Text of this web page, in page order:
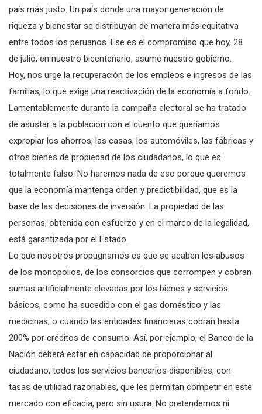
país más justo. Un país donde una mayor generación de
riqueza y bienestar se distribuyan de manera más equitativa
entre todos los peruanos. Ese es el compromiso que hoy, 28
de julio, en nuestro bicentenario, asume nuestro gobierno.
Hoy, nos urge la recuperación de los empleos e ingresos de las
familias, lo que exige una reactivación de la economía a fondo.
Lamentablemente durante la campaña electoral se ha tratado
de asustar a la población con el cuento que queríamos
expropiar los ahorros, las casas, los automóviles, las fábricas y
otros bienes de propiedad de los ciudadanos, lo que es
totalmente falso. No haremos nada de eso porque queremos
que la economía mantenga orden y predictibilidad, que es la
base de las decisiones de inversión. La propiedad de las
personas, obtenida con esfuerzo y en el marco de la legalidad,
está garantizada por el Estado.
Lo que nosotros propugnamos es que se acaben los abusos
de los monopolios, de los consorcios que corrompen y cobran
sumas artificialmente elevadas por los bienes y servicios
básicos, como ha sucedido con el gas doméstico y las
medicinas, o cuando las entidades financieras cobran hasta
200% por créditos de consumo. Así, por ejemplo, el Banco de la
Nación deberá estar en capacidad de proporcionar al
ciudadano, todos los servicios bancarios disponibles, con
tasas de utilidad razonables, que les permitan competir en este
mercado con eficacia, pero sin usura. No pretendemos ni